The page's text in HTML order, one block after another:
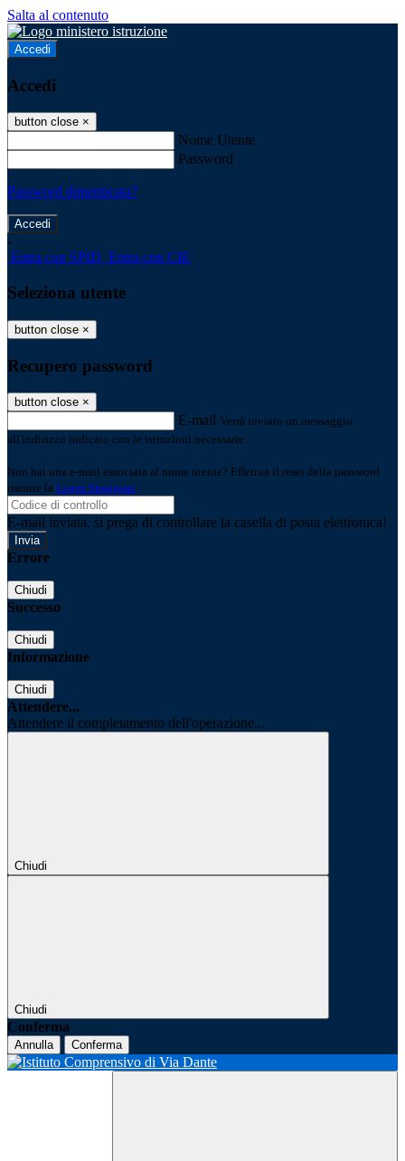
Salta al contenuto
Accedi
Accedi
button close ×
Nome Utente
Password
Password dimenticata?
-
Entra con SPID Entra con CIE
Seleziona utente
button close ×
Recupero password
button close ×
E-mail Verrà inviato un messaggio
all'indirizzo indicato con le istruzioni necessarie.
Non hai una e-mail associata al nome utente? Effettua il reset della password
tramite la Login Spaggiari
E-mail inviata, si prega di controllare la casella di posta elettronica!
Errore
Chiudi
Successo
Chiudi
Informazione
Chiudi
Attendere...
Attendere il completamento dell'operazione...
Chiudi
Chiudi
Conferma
Annulla Conferma